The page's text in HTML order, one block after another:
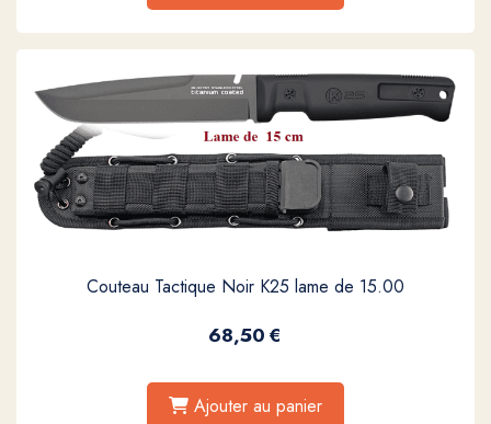
Couteau Tactique Noir K25 lame de 15.00
68,50€
Ajouter au panier